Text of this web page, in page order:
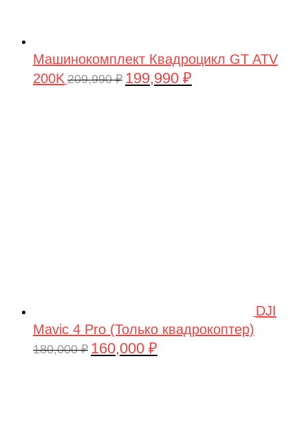
Машинокомплект Квадроцикл GT ATV
200K 209,990₽ Первоначальная
199,990 ₽
DJI
Mavic 4 Pro (Только квадрокоптер)
180,000₽ Первоначальная
160,000 ₽